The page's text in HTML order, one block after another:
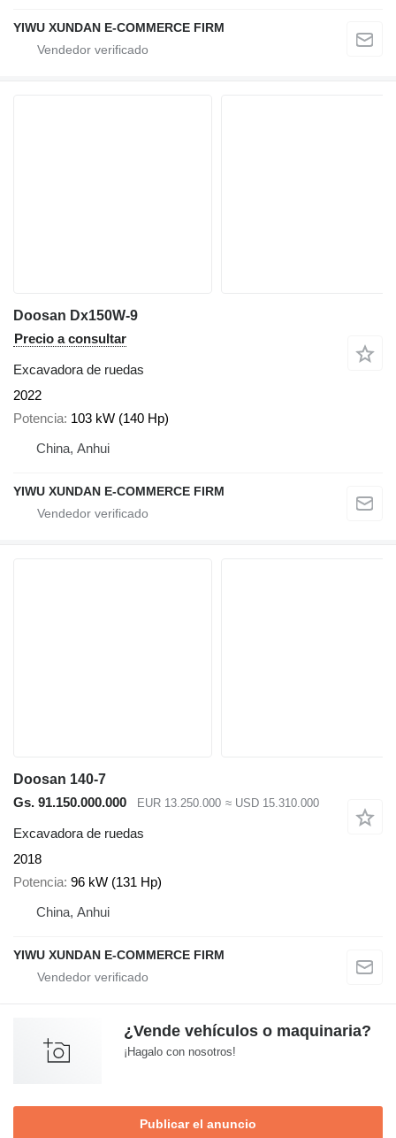
YIWU XUNDAN E-COMMERCE FIRM
Doosan Dx150W-9
Precio a consultar
Excavadora de ruedas
2022
Potencia 103 kW (140 Hp)
China, Anhui
YIWU XUNDAN E-COMMERCE FIRM
Doosan 140-7
Gs. 91.150.000.000
EUR 13.250.000 ≈ USD 15.310.000
Excavadora de ruedas
2018
Potencia 96 kW (131 Hp)
China, Anhui
YIWU XUNDAN E-COMMERCE FIRM
¿Vende vehículos o maquinaria?
¡Hagalo con nosotros!
Publicar el anuncio